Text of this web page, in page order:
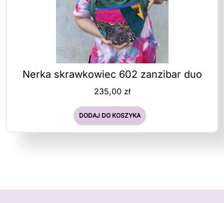
Nerka skrawkowiec 602 zanzibar duo
235,00 zł
DODAJ DO KOSZYKA